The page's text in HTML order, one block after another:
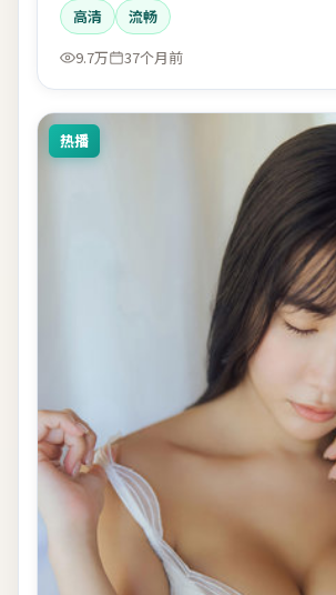
高清
流畅
9.7万
37个月前
热播